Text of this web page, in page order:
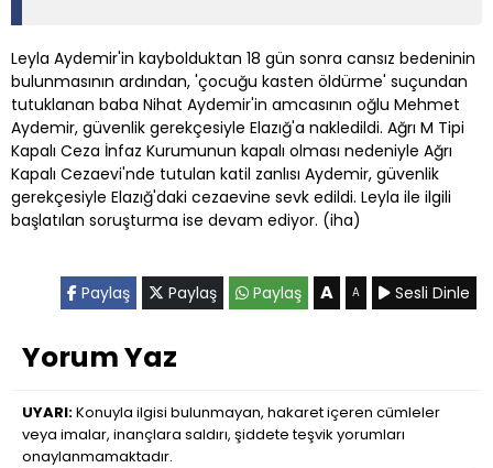
Leyla Aydemir'in kaybolduktan 18 gün sonra cansız bedeninin
bulunmasının ardından, 'çocuğu kasten öldürme' suçundan
tutuklanan baba Nihat Aydemir'in amcasının oğlu Mehmet
Aydemir, güvenlik gerekçesiyle Elazığ'a nakledildi. Ağrı M Tipi
Kapalı Ceza İnfaz Kurumunun kapalı olması nedeniyle Ağrı
Kapalı Cezaevi'nde tutulan katil zanlısı Aydemir, güvenlik
gerekçesiyle Elazığ'daki cezaevine sevk edildi. Leyla ile ilgili
başlatılan soruşturma ise devam ediyor. (iha)
Paylaş Paylaş Paylaş A A Sesli Dinle
Yorum Yaz
UYARI:Konuyla ilgisi bulunmayan, hakaret içeren cümleler
veya imalar, inançlara saldırı, şiddete teşvik yorumları
onaylanmamaktadır.